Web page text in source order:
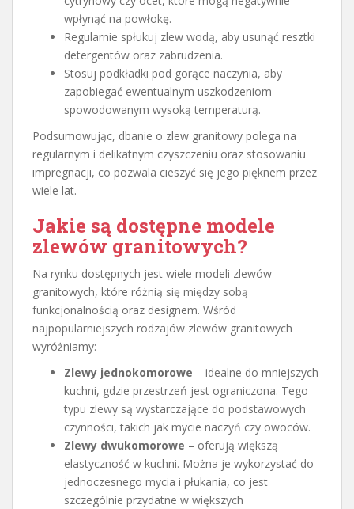
wpłynąć na powłokę.
Regularnie spłukuj zlew wodą, aby usunąć resztki
detergentów oraz zabrudzenia.
Stosuj podkładki pod gorące naczynia, aby
zapobiegać ewentualnym uszkodzeniom
spowodowanym wysoką temperaturą.
Podsumowując, dbanie o zlew granitowy polega na
regularnym i delikatnym czyszczeniu oraz stosowaniu
impregnacji, co pozwala cieszyć się jego pięknem przez
wiele lat.
Jakie są dostępne modele
zlewów granitowych?
Na rynku dostępnych jest wiele modeli zlewów
granitowych, które różnią się między sobą
funkcjonalnością oraz designem. Wśród
najpopularniejszych rodzajów zlewów granitowych
wyróżniamy:
Zlewy jednokomorowe – idealne do mniejszych
kuchni, gdzie przestrzeń jest ograniczona. Tego
typu zlewy są wystarczające do podstawowych
czynności, takich jak mycie naczyń czy owoców.
Zlewy dwukomorowe – oferują większą
elastyczność w kuchni. Można je wykorzystać do
jednoczesnego mycia i płukania, co jest
szczególnie przydatne w większych